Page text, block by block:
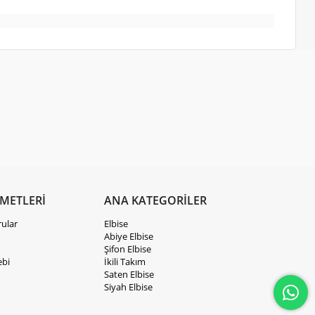
ANA KATEGORİLER
Elbise
Abiye Elbise
Şifon Elbise
İkili Takım
Saten Elbise
Siyah Elbise